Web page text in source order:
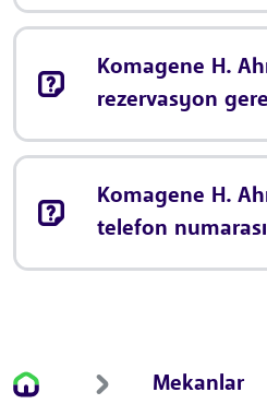
Komagene H.
rezervasyon
Komagene H.
telefon
Mekanlar